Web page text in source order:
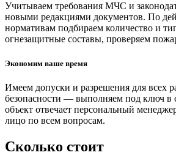
Учитываем требования МЧС и
новыми редакциями документов. По
нормативам подбираем количество и
огнезащитные составы, проверяем
Экономим ваше время
Имеем допуски и разрешения для всех
безопасности — выполняем под ключ в
объект отвечает персональный
лицо по всем вопросам.
Сколько стоит